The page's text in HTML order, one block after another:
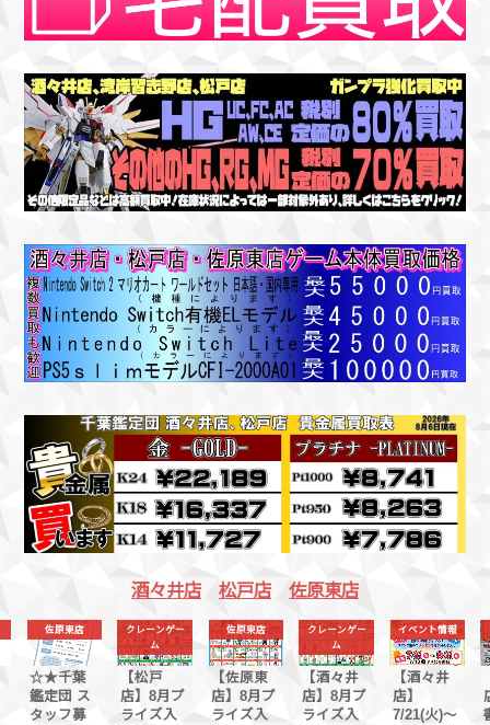
酒々井店 松戸店 佐原東店
クレーンゲー
ム
【松戸
店】8月プ
ライズ入
佐原東店
【佐原東
店】8月プ
ライズ入
クレーンゲー
ム
【酒々井
店】8月プ
ライズ入
イベント情報
【酒々井
店】
7/21(火)〜
買取情報
【酒々井
店】◆◇
書籍とコ